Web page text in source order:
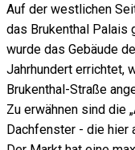
Auf der westlichen
das Brukenthal Palais
wurde das Gebäude
Jahrhundert errichtet,
Brukenthal-Straße
Zu erwähnen sind die
Dachfenster - die hier